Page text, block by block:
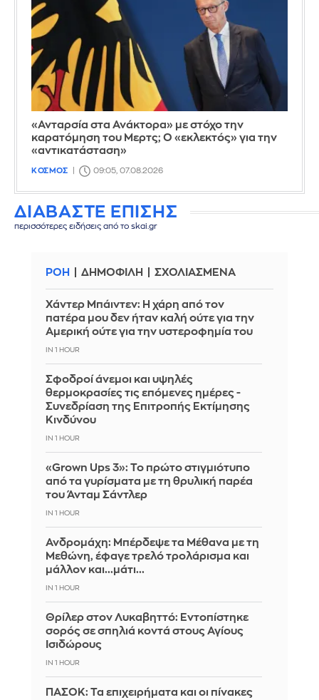
«Ανταρσία στα Ανάκτορα» με στόχο την
καρατόμηση του Μερτς; Ο «εκλεκτός» για την
«αντικατάσταση»
ΚΟΣΜΟΣ 09:05, 07.08.2026
ΔΙΑΒΑΣΤΕ ΕΠΙΣΗΣ
περισσότερες ειδήσεις από το skai.gr
ΡΟΗ ΔΗΜΟΦΙΛΗ ΣΧΟΛΙΑΣΜΕΝΑ
Χάντερ Μπάιντεν: Η χάρη από τον
πατέρα μου δεν ήταν καλή ούτε για την
Αμερική ούτε για την υστεροφημία του
IN 1 HOUR
Σφοδροί άνεμοι και υψηλές
θερμοκρασίες τις επόμενες ημέρες -
Συνεδρίαση της Επιτροπής Εκτίμησης
Κινδύνου
IN 1 HOUR
«Grown Ups 3»: Το πρώτο στιγμιότυπο
από τα γυρίσματα με τη θρυλική παρέα
του Άνταμ Σάντλερ
IN 1 HOUR
Ανδρομάχη: Μπέρδεψε τα Μέθανα με τη
Μεθώνη, έφαγε τρελό τρολάρισμα και
μάλλον και...μάτι...
IN 1 HOUR
Θρίλερ στον Λυκαβηττό: Εντοπίστηκε
σορός σε σπηλιά κοντά στους Αγίους
Ισιδώρους
IN 1 HOUR
ΠΑΣΟΚ: Τα επιχειρήματα και οι πίνακες